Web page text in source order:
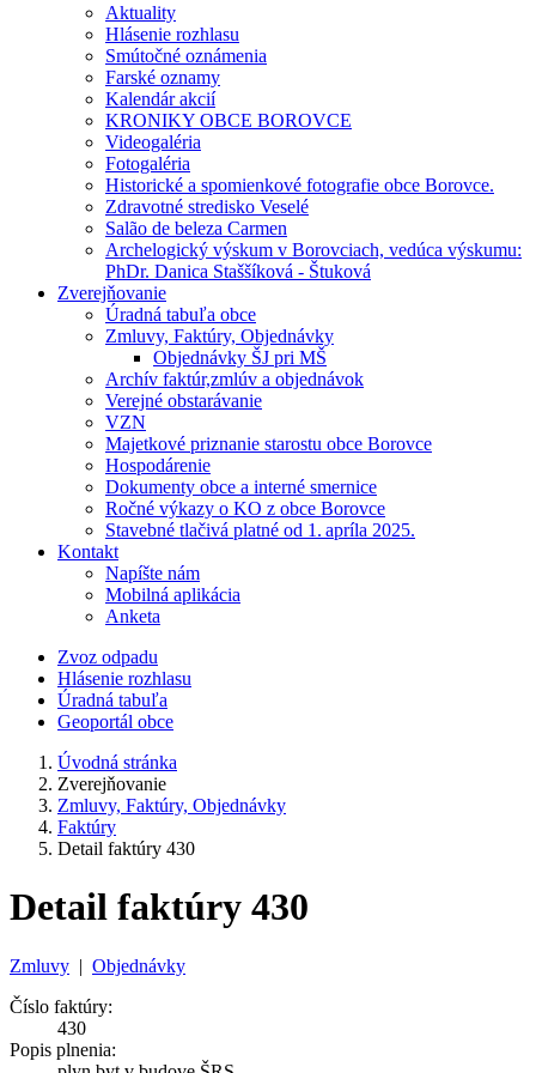
Aktuality
Hlásenie rozhlasu
Smútočné oznámenia
Farské oznamy
Kalendár akcií
KRONIKY OBCE BOROVCE
Videogaléria
Fotogaléria
Historické a spomienkové fotografie obce Borovce.
Zdravotné stredisko Veselé
Salão de beleza Carmen
Archelogický výskum v Borovciach, vedúca výskumu:
PhDr. Danica Staššíková - Štuková
Zverejňovanie
Úradná tabuľa obce
Zmluvy, Faktúry, Objednávky
Objednávky ŠJ pri MŠ
Archív faktúr,zmlúv a objednávok
Verejné obstarávanie
VZN
Majetkové priznanie starostu obce Borovce
Hospodárenie
Dokumenty obce a interné smernice
Ročné výkazy o KO z obce Borovce
Stavebné tlačivá platné od 1. apríla 2025.
Kontakt
Napíšte nám
Mobilná aplikácia
Anketa
Zvoz odpadu
Hlásenie rozhlasu
Úradná tabuľa
Geoportál obce
Úvodná stránka
Zverejňovanie
Zmluvy, Faktúry, Objednávky
Faktúry
Detail faktúry 430
Detail faktúry 430
Zmluvy | Objednávky
Číslo faktúry:
430
Popis plnenia: